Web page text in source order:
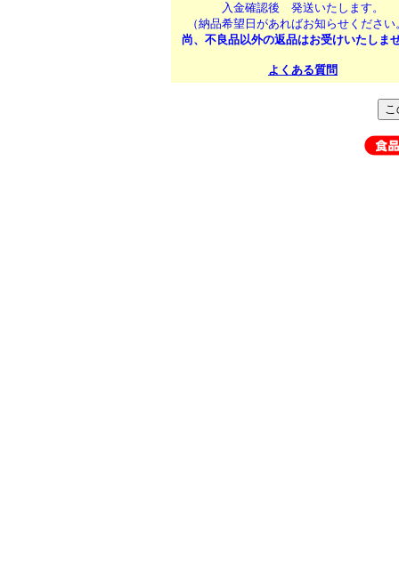
入金確認後 発送いたします。
（納品希望日があればお知らせください
尚、不良品以外の返品はお受けいたしま
よくある質問